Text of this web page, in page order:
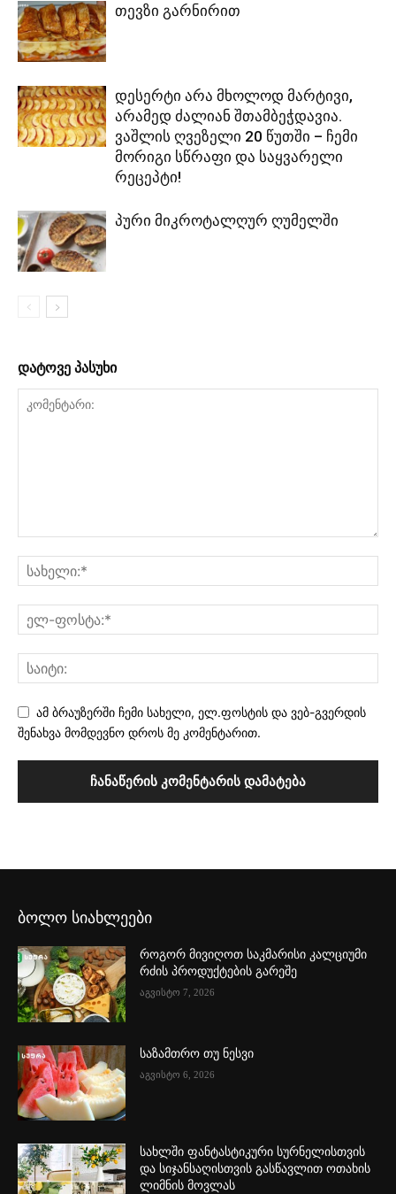
თევზი გარნირით
დესერტი არა მხოლოდ მარტივი,
არამედ ძალიან შთამბეჭდავია.
ვაშლის ღვეზელი 20 წუთში – ჩემი
მორიგი სწრაფი და საყვარელი
რეცეპტი!
პური მიკროტალღურ ღუმელში
დატოვე პასუხი
ამ ბრაუზერში ჩემი სახელი, ელ.ფოსტის და ვებ-გვერდის
შენახვა მომდევნო დროს მე კომენტარით.
ბოლო სიახლეები
როგორ მივიღოთ საკმარისი კალციუმი
რძის პროდუქტების გარეშე
აგვისტო 7, 2026
საზამთრო თუ ნესვი
აგვისტო 6, 2026
სახლში ფანტასტიკური სურნელისთვის
და სიჯანსაღისთვის გასწავლით ოთახის
ლიმნის მოვლას